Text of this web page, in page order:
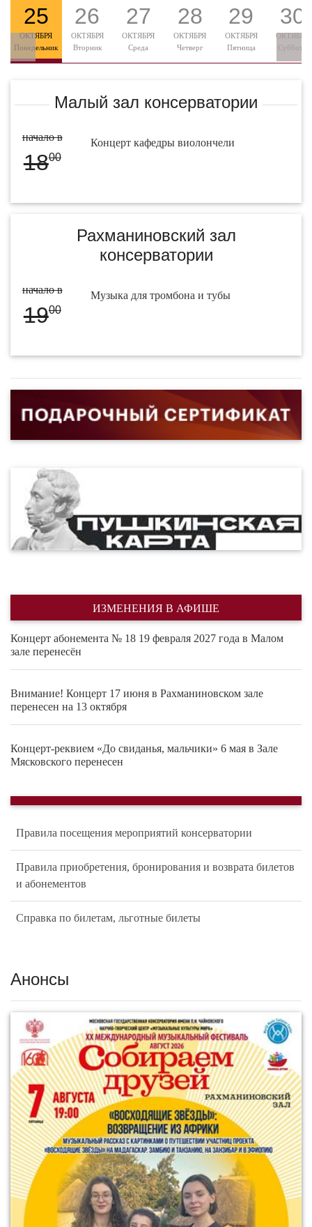
25
ОКТЯБРЯ
Понедельник
26
ОКТЯБРЯ
Вторник
27
ОКТЯБРЯ
Среда
28
ОКТЯБРЯ
Четверг
29
ОКТЯБРЯ
Пятница
30
ОКТЯБРЯ
Суббота
Малый зал консерватории
начало в
1800
Концерт кафедры виолончели
Рахманиновский зал
консерватории
начало в
1900
Музыка для тромбона и тубы
ИЗМЕНЕНИЯ В АФИШЕ
Концерт абонемента № 18 19 февраля 2027 года в Малом
зале перенесён
Внимание! Концерт 17 июня в Рахманиновском зале
перенесен на 13 октября
Концерт-реквием «До свиданья, мальчики» 6 мая в Зале
Мясковского перенесен
Правила посещения мероприятий консерватории
Правила приобретения, бронирования и возврата билетов
и абонементов
Справка по билетам, льготные билеты
Анонсы